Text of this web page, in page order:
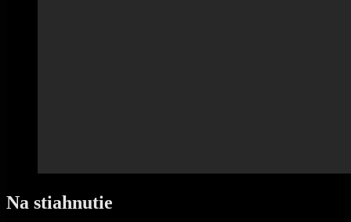
Na stiahnutie